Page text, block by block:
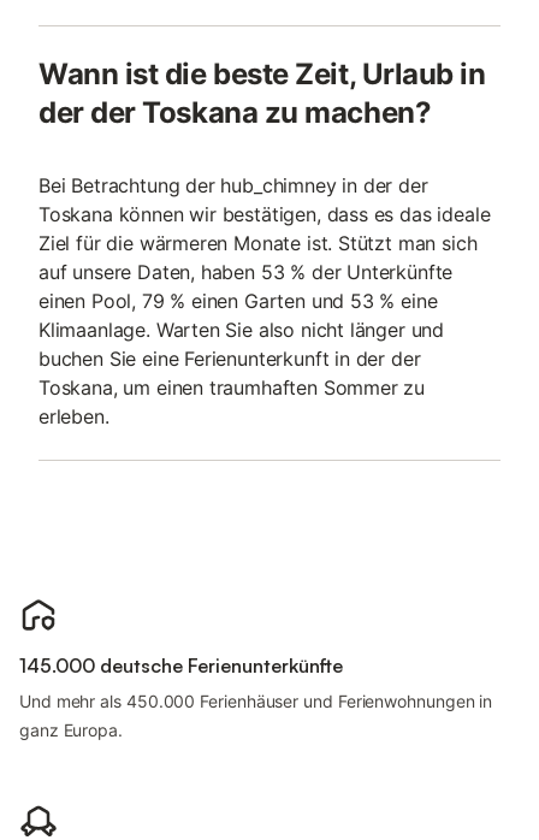
Wann ist die beste Zeit, Urlaub in
der der Toskana zu machen?
Bei Betrachtung der hub_chimney in der der
Toskana können wir bestätigen, dass es das ideale
Ziel für die wärmeren Monate ist. Stützt man sich
auf unsere Daten, haben 53 % der Unterkünfte
einen Pool, 79 % einen Garten und 53 % eine
Klimaanlage. Warten Sie also nicht länger und
buchen Sie eine Ferienunterkunft in der der
Toskana, um einen traumhaften Sommer zu
erleben.
145.000 deutsche Ferienunterkünfte
Und mehr als 450.000 Ferienhäuser und Ferienwohnungen in
ganz Europa.